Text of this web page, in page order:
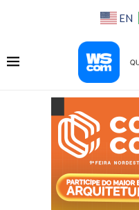
EN